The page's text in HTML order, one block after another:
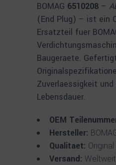
BOMAG 6510208 –
(End Plug) – ist ein
Ersatzteil fuer
Baugeraete.
Zuverlaessigkeit und
Lebensdauer.
OEM
Hersteller:
Qualitaet: Original
Versand: